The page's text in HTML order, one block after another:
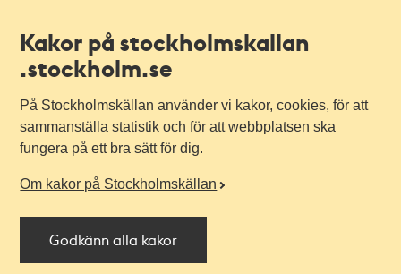
Kakor på stockholmskallan
.stockholm.se
På Stockholmskällan använder vi kakor, cookies, för att
sammanställa statistik och för att webbplatsen ska
fungera på ett bra sätt för dig.
Om kakor på Stockholmskällan
Godkänn alla kakor